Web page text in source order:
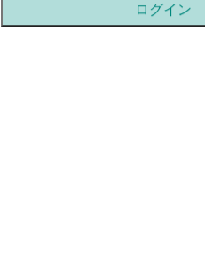
ログイン